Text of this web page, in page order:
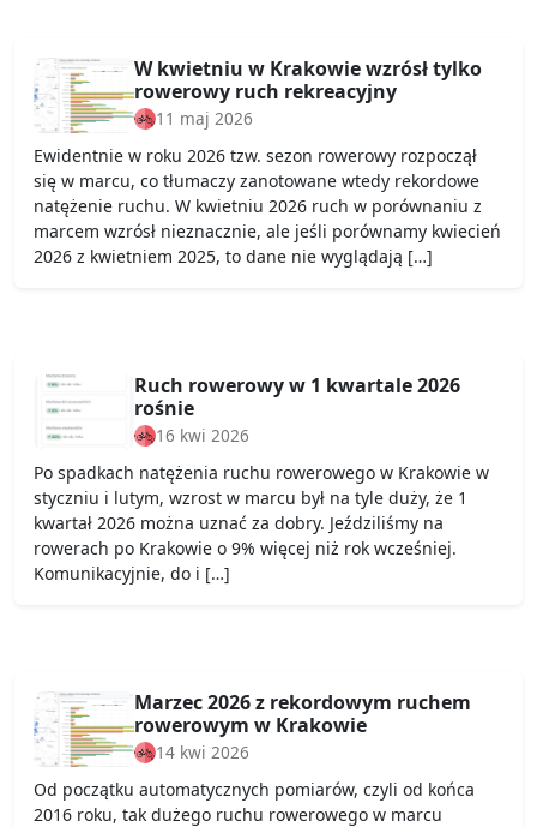
W kwietniu w Krakowie wzrósł tylko
rowerowy ruch rekreacyjny
11 maj 2026
Ewidentnie w roku 2026 tzw. sezon rowerowy rozpoczął
się w marcu, co tłumaczy zanotowane wtedy rekordowe
natężenie ruchu. W kwietniu 2026 ruch w porównaniu z
marcem wzrósł nieznacznie, ale jeśli porównamy kwiecień
2026 z kwietniem 2025, to dane nie wyglądają […]
Ruch rowerowy w 1 kwartale 2026
rośnie
16 kwi 2026
Po spadkach natężenia ruchu rowerowego w Krakowie w
styczniu i lutym, wzrost w marcu był na tyle duży, że 1
kwartał 2026 można uznać za dobry. Jeździliśmy na
rowerach po Krakowie o 9% więcej niż rok wcześniej.
Komunikacyjnie, do i […]
Marzec 2026 z rekordowym ruchem
rowerowym w Krakowie
14 kwi 2026
Od początku automatycznych pomiarów, czyli od końca
2016 roku, tak dużego ruchu rowerowego w marcu